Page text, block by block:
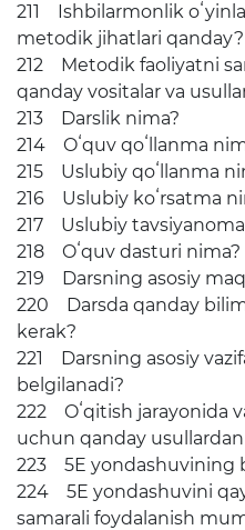
211 Ishbilarmonlik
metodik jihatlari qanday?
212 Metodik faoliyatni
qanday vositalar va
213 Darslik nima?
214 Oʻquv qoʻllanma
215 Uslubiy qoʻllanma
216 Uslubiy koʻrsatma
217 Uslubiy
218 Oʻquv dasturi nima?
219 Darsning asosiy
220 Darsda qanday
kerak?
221 Darsning asosiy
belgilanadi?
222 Oʻqitish jarayonida
uchun qanday
223 5E yondashuvining
224 5E yondashuvini
samarali foydalanish